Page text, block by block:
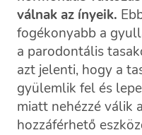
válnak az ínyeik.
fogékonyabb a
a parodontális
azt jelenti, hogy a
gyülemlik fel és
miatt nehézzé válik
hozzáférhető